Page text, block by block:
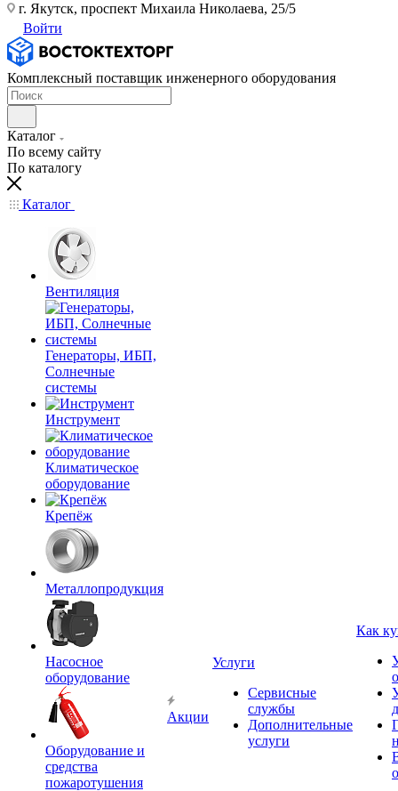
г. Якутск, проспект Михаила Николаева, 25/5
Войти
Комплексный поставщик инженерного оборудования
Каталог
По всему сайту
По каталогу
Каталог
Вентиляция
Генераторы, ИБП,
Солнечные
системы
Инструмент
Климатическое
оборудование
Крепёж
Металлопродукция
Насосное
оборудование
Оборудование и
средства
пожаротушения
Акции
Услуги
Сервисные
службы
Дополнительные
услуги
Как